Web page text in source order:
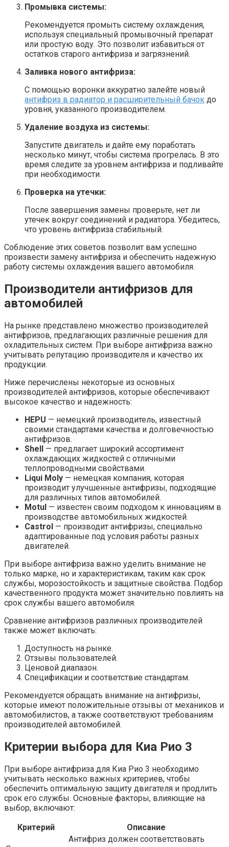
Промывка системы:
Рекомендуется промыть систему охлаждения,
используя специальный промывочный препарат
или простую воду. Это позволит избавиться от
остатков старого антифриза и загрязнений.
Заливка нового антифриза:
С помощью воронки аккуратно залейте новый
антифриз в радиатор и расширительный бачок до
уровня, указанного производителем.
Удаление воздуха из системы:
Запустите двигатель и дайте ему поработать
несколько минут, чтобы система прогрелась. В это
время следите за уровнем антифриза и подливайте
при необходимости.
Проверка на утечки:
После завершения замены проверьте, нет ли
утечек вокруг соединений и радиатора. Убедитесь,
что уровень антифриза стабильный.
Соблюдение этих советов позволит вам успешно
произвести замену антифриза и обеспечить надежную
работу системы охлаждения вашего автомобиля.
Производители антифризов для
автомобилей
На рынке представлено множество производителей
антифризов, предлагающих различные решения для
охладительных систем. При выборе антифриза важно
учитывать репутацию производителя и качество их
продукции.
Ниже перечислены некоторые из основных
производителей антифризов, которые обеспечивают
высокое качество и надежность:
HEPU — немецкий производитель, известный
своими стандартами качества и долговечностью
антифризов.
Shell — предлагает широкий ассортимент
охлаждающих жидкостей с отличными
теплопроводными свойствами.
Liqui Moly — немецкая компания, которая
производит улучшенные антифризы, подходящие
для различных типов автомобилей.
Motul — известен своим подходом к инновациям в
производстве автомобильных жидкостей.
Castrol — производит антифризы, специально
адаптированные под условия работы разных
двигателей.
При выборе антифриза важно уделить внимание не
только марке, но и характеристикам, таким как срок
службы, морозостойкость и защитные свойства. Подбор
качественного продукта может значительно повлиять на
срок службы вашего автомобиля.
Сравнение антифризов различных производителей
также может включать:
Доступность на рынке.
Отзывы пользователей.
Ценовой диапазон.
Спецификации и соответствие стандартам.
Рекомендуется обращать внимание на антифризы,
которые имеют положительные отзывы от механиков и
автомобилистов, а также соответствуют требованиям
производителей автомобилей.
Критерии выбора для Киа Рио 3
При выборе антифриза для Киа Рио 3 необходимо
учитывать несколько важных критериев, чтобы
обеспечить оптимальную защиту двигателя и продлить
срок его службы. Основные факторы, влияющие на
выбор, включают:
Критерий
Описание
Антифриз должен соответствовать